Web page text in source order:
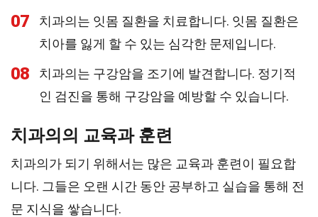
07
치과의는 잇몸 질환을 치료합니다. 잇몸 질환은
치아를 잃게 할 수 있는 심각한 문제입니다.
08
치과의는 구강암을 조기에 발견합니다. 정기적
인 검진을 통해 구강암을 예방할 수 있습니다.
치과의의 교육과 훈련
치과의가 되기 위해서는 많은 교육과 훈련이 필요합
니다. 그들은 오랜 시간 동안 공부하고 실습을 통해 전
문 지식을 쌓습니다.